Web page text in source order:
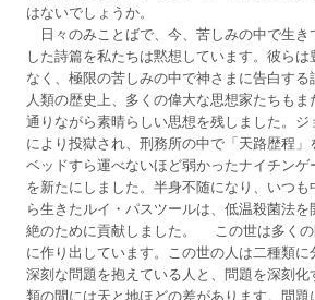
はないでしょうか。
日々のみことばで、今、苦しみの中で生き
した詩篇を私たちは黙想しています。彼ら
なく、極限の苦しみの中で神さまに告白する
人類の歴史上、多くの偉大な思想家たちも
通りながら素晴らしい思想を残しました。
により投獄され、刑務所の中で「天路歴程
ベッドすら運べないほど弱かったナイチン
を新たにしました。半身不随になり、いつ
ら生きたルイ・パスツールは、低温殺菌法
絶のために貢献しました。 この世は多くの
に作り出しています。この世の人は二種類に
深刻な問題を抱えている人と、問題を深刻
類の間には天と地ほどの差があります。問題